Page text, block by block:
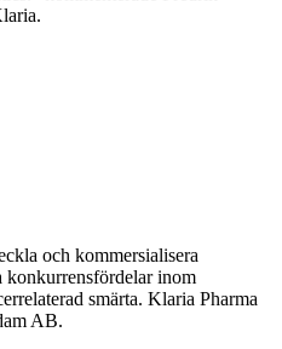
och kommersialisera
inom
smärta. Klaria Pharma
AB.